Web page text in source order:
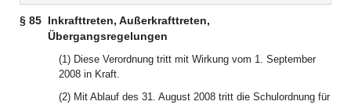
§ 85 Inkrafttreten, Außerkrafttreten,
Übergangsregelungen
(1) Diese Verordnung tritt mit Wirkung vom 1. September
2008 in Kraft.
(2) Mit Ablauf des 31. August 2008 tritt die Schulordnung für